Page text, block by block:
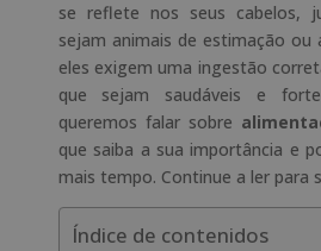
se reflete nos seus cabelos,
sejam animais de estimação ou
eles exigem uma ingestão
que sejam saudáveis ​​e
queremos falar sobre
que saiba a sua importância e
mais tempo. Continue a ler para
Índice de contenidos